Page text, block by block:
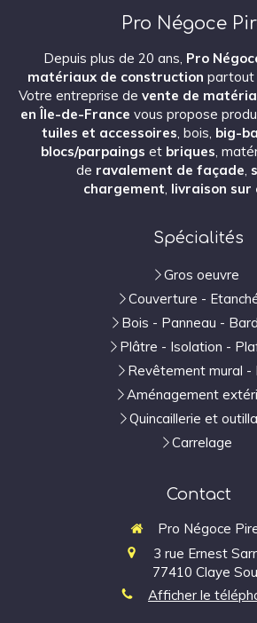
Pro Négoce
Depuis plus de 20 ans, Pro
matériaux de construction partout
Votre entreprise de vente de
en Île-de-France vous propose
tuiles et accessoires, bois, big-
blocs/parpaings et briques,
de ravalement de façade,
chargement, livraison sur
Spécialités
Gros oeuvre
Couverture -
Bois - Panneau -
Plâtre - Isolation -
Revêtement mural -
Aménagement
Quincaillerie et
Carrelage
Contact
Pro Négoce
3 rue Ernest
77410 Claye
Afficher le